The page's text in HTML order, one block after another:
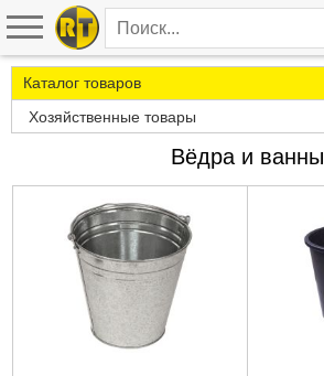
Каталог товаров
Хозяйственные товары
Вёдра и ванны